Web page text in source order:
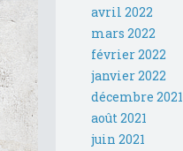
avril 2022
mars 2022
février 2022
janvier 2022
décembre 2021
août 2021
juin 2021